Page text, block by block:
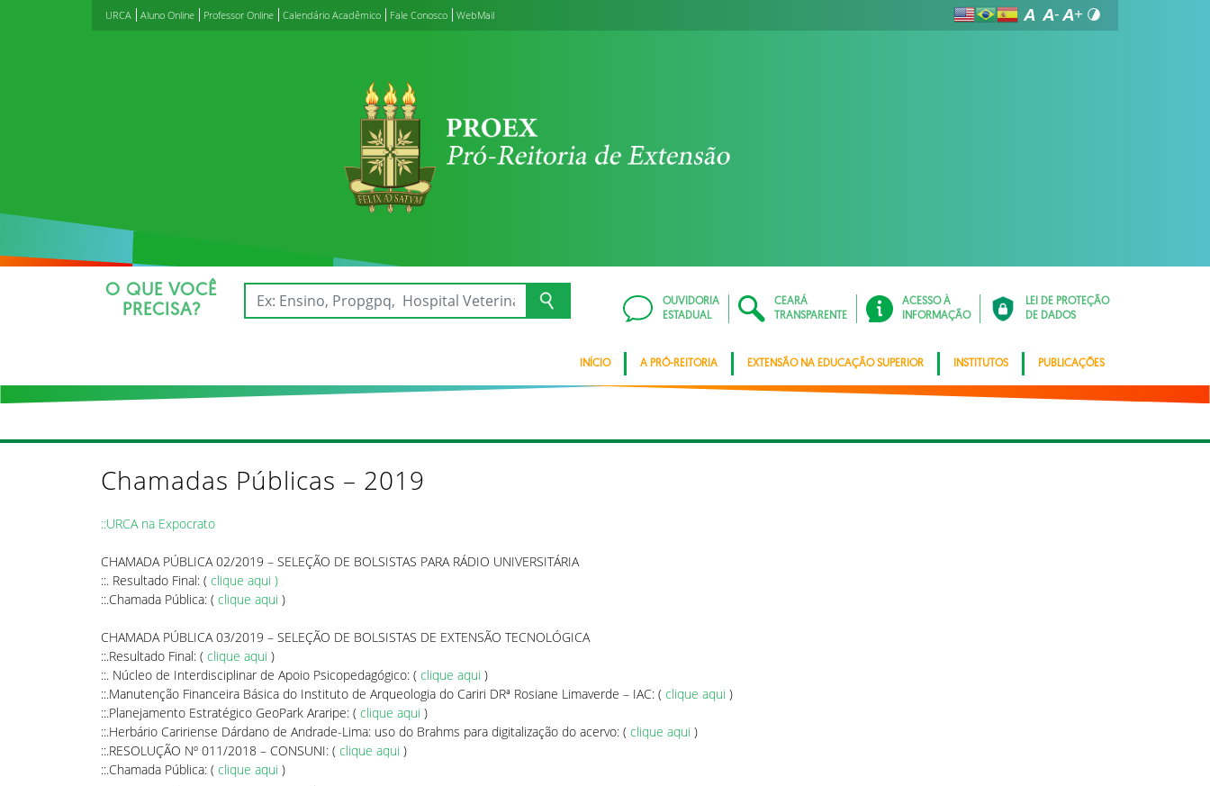
URCA Aluno Online Professor Online Calendário Acadêmico Fale Conosco WebMail
O QUE VOCÊ
PRECISA?
OUVIDORIA
ESTADUAL
CEARÁ
TRANSPARENTE
ACESSO À
INFORMAÇÃO
LEI DE PROTEÇÃO
DE DADOS
INÍCIO A PRÓ-REITORIA EXTENSÃO NA EDUCAÇÃO SUPERIOR INSTITUTOS PUBLICAÇÕES
Chamadas Públicas – 2019
::URCA na Expocrato
CHAMADA PÚBLICA 02/2019 – SELEÇÃO DE BOLSISTAS PARA RÁDIO UNIVERSITÁRIA
::. Resultado Final: ( clique aqui )
::.Chamada Pública: ( clique aqui )
CHAMADA PÚBLICA 03/2019 – SELEÇÃO DE BOLSISTAS DE EXTENSÃO TECNOLÓGICA
::.Resultado Final: ( clique aqui )
::. Núcleo de Interdisciplinar de Apoio Psicopedagógico: ( clique aqui )
::.Manutenção Financeira Básica do Instituto de Arqueologia do Cariri DRª Rosiane Limaverde – IAC: ( clique aqui )
::.Planejamento Estratégico GeoPark Araripe: ( clique aqui )
::.Herbário Caririense Dárdano de Andrade-Lima: uso do Brahms para digitalização do acervo: ( clique aqui )
::.RESOLUÇÃO Nº 011/2018 – CONSUNI: ( clique aqui )
::.Chamada Pública: ( clique aqui )